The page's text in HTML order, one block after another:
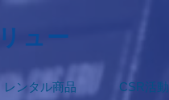
レンタル商品 CSR活動
ュー